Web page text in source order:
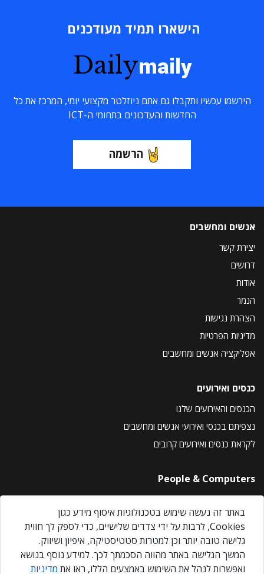
הישארו תמיד מעודכנים
Dailymaily
הירשמו עכשיו ותקבלו גם אתם ניוזלטר מקצועי יומי, המרכז את כל
החדשות והעדכונים בתחומי ה-ICT
הרשמה
אנשים ומחשבים
יצירת קשר
דרושים
אודות
הנמר
הצהרת נגישות
מדיניות הפרטיות
אפליקציה אנשים ומחשבים
כנסים ואירועים
הכנסים והאירועים שלנו
נצפיתם בכנסי ואירועי אנשים ומחשבים
לקראת כנסים ואירועים קרובים
People & Computers
About Us
Privacy Policy
Contact Us
Our Events
באתר זה נעשה שימוש בטכנולוגיות איסוף מידע כגון
Cookies, לרבות על ידי צדדים שלישיים, כדי לספק לך חווית
גלישה טובה יותר וכן למטרות סטטיסטיקה, איפיון ושיווק.
המשך הגלישה באתר מהווה הסכמתך לכך. למידע נוסף בנושא
ואפשרות לנהל את השימוש באמצעים הללו, ראו את מדיניות